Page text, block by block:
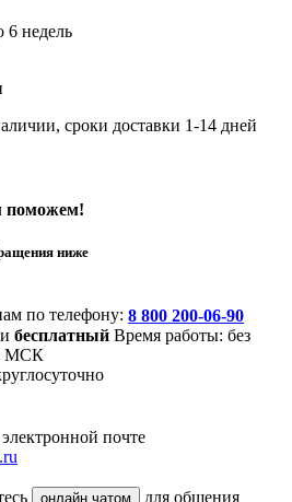
6 недель
сроки доставки 1-14 дней
поможем!
ниже
по телефону: 8 800 200-06-90
бесплатный Время работы: без
МСК
почте
онлайн чатом для общения